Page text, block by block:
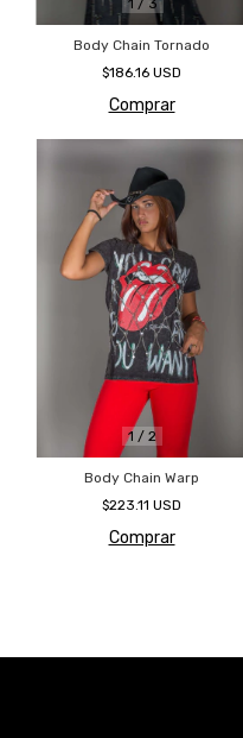
Body Chain Tornado
$186.16 USD
Comprar
1 / 2
Body Chain Warp
$223.11 USD
Comprar